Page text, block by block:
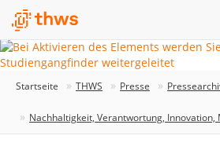
Startseite THWS Presse
Nachhaltigkeit, Verantwortung,